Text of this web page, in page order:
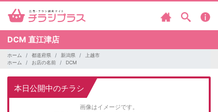
DCM 直江津店
ホーム 都道府県 新潟県
上越市
ホーム
お店の名前 DCM
本日公開中のチラシ
画像はイメージです。